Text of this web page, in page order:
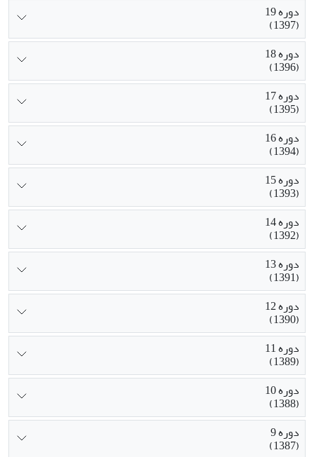
دوره 19
(1397)
دوره 18
(1396)
دوره 17
(1395)
دوره 16
(1394)
دوره 15
(1393)
دوره 14
(1392)
دوره 13
(1391)
دوره 12
(1390)
دوره 11
(1389)
دوره 10
(1388)
دوره 9
(1387)